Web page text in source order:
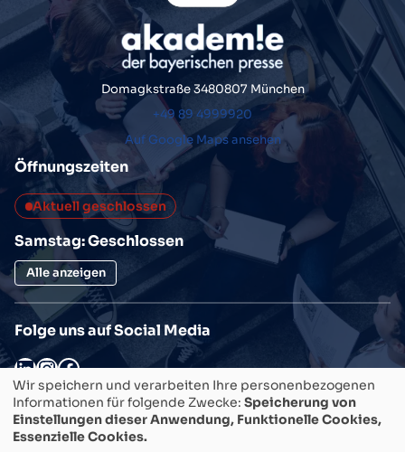
Öffnungszeiten
Aktuell geschlossen
Samstag: Geschlossen
Alle anzeigen
Folge uns auf Social Media
LinkedIn InstagramFacebook
Domagkstraße 3480807 München
+49 89 4999920
Auf Google Maps ansehen
SEMINAR/KURS FINDEN
Wir speichern und verarbeiten Ihre personenbezogenen
Informationen für folgende Zwecke: Speicherung von
Einstellungen dieser Anwendung, Funktionelle Cookies,
Essenzielle Cookies.